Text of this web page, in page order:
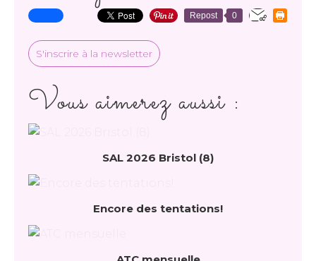
Repost 0
S'inscrire à la newsletter
Vous aimerez aussi :
SAL 2026 Bristol (8)
Encore des tentations!